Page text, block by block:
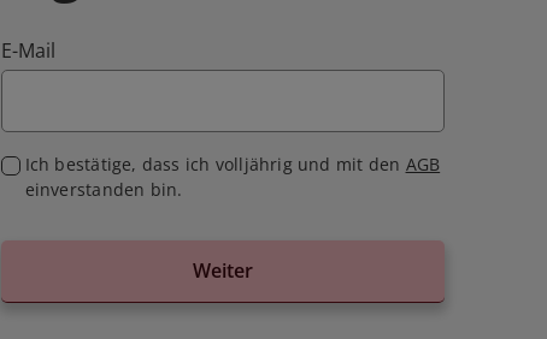
E-Mail
Ich bestätige, dass ich volljährig und mit den AGB
einverstanden bin.
Weiter